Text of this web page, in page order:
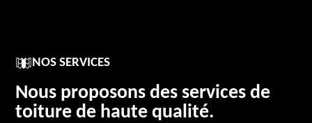
NOS SERVICES
Nous proposons des services de
toiture de haute qualité.